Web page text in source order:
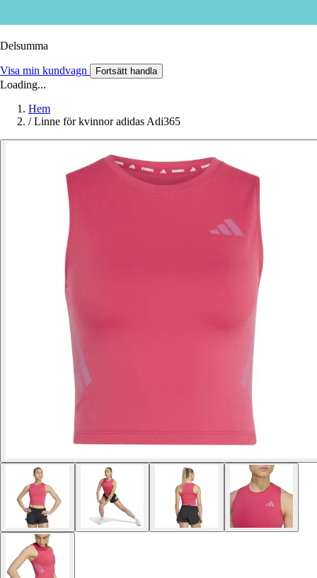
Delsumma
Visa min kundvagn Fortsätt handla
Loading...
Hem
/ Linne för kvinnor adidas Adi365